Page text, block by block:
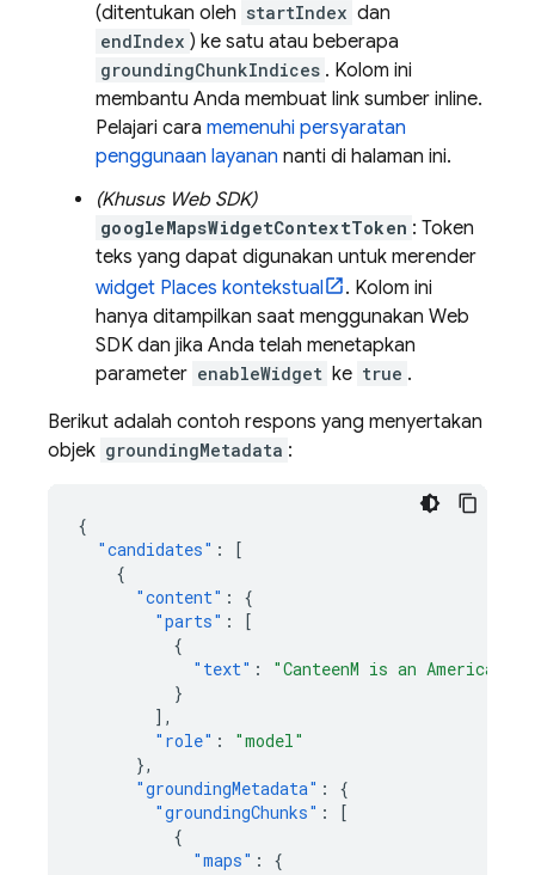
(ditentukan oleh startIndex dan
endIndex ) ke satu atau beberapa
groundingChunkIndices . Kolom ini
membantu Anda membuat link sumber inline.
Pelajari cara memenuhi persyaratan
penggunaan layanan nanti di halaman ini.
(Khusus Web SDK)
googleMapsWidgetContextToken : Token
teks yang dapat digunakan untuk merender
widget Places kontekstual
. Kolom ini
hanya ditampilkan saat menggunakan Web
SDK dan jika Anda telah menetapkan
parameter enableWidget ke true .
Berikut adalah contoh respons yang menyertakan
objek groundingMetadata :
{
"candidates" :
[
{
"content" :
{
"parts" :
[
{
"text" :
"CanteenM is an American
}
],
"role" :
"model"
},
"groundingMetadata" :
{
"groundingChunks" :
[
{
"maps" :
{